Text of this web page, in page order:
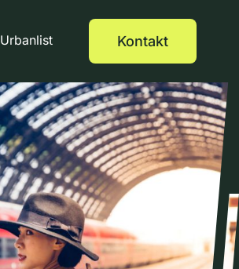
Urbanlist Kontakt